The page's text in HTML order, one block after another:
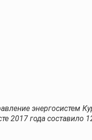
энергосистем
2017 года